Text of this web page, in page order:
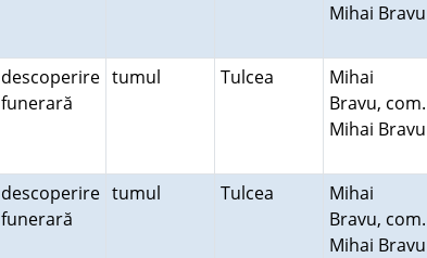
Mihai Bravu
descoperire
funerară
tumul Tulcea
Mihai
Bravu, com.
Mihai Bravu
descoperire
funerară
tumul Tulcea
Mihai
Bravu, com.
Mihai Bravu